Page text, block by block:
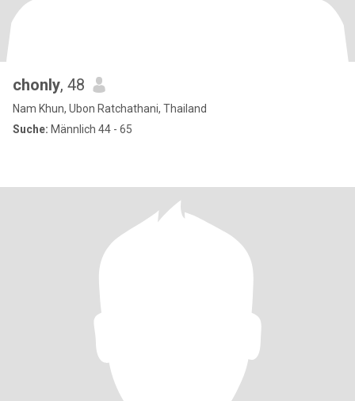
chonly, 48
Nam Khun, Ubon Ratchathani, Thailand
Suche: Männlich 44 - 65